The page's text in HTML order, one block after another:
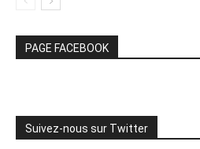
PAGE FACEBOOK
Suivez-nous sur Twitter